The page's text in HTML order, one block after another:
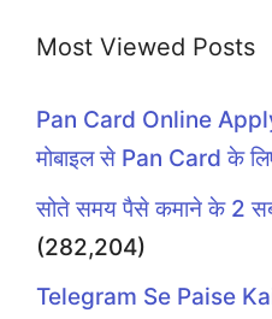
Most Viewed Posts
Pan Card Online
मोबाइल से Pan Card के
सोते समय पैसे कमाने के 2
(282,204)
Telegram Se Paise